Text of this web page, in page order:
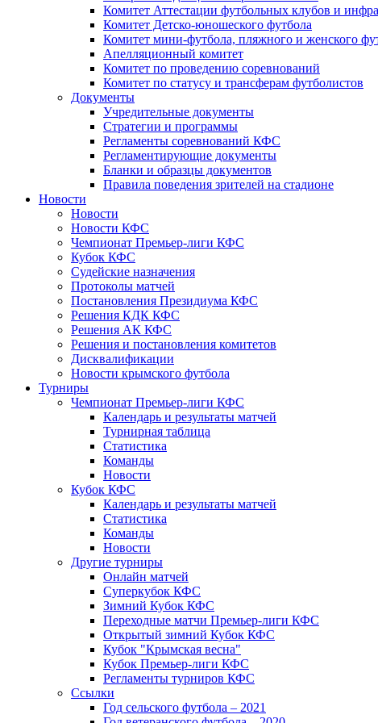
Комитет Аттестации футбольных клубов и
Комитет Детско-юношеского футбола
Комитет мини-футбола, пляжного и женского
Апелляционный комитет
Комитет по проведению соревнований
Комитет по статусу и трансферам футболистов
Документы
Учредительные документы
Стратегии и программы
Регламенты соревнований КФС
Регламентирующие документы
Бланки и образцы документов
Правила поведения зрителей на стадионе
Новости
Новости
Новости КФС
Чемпионат Премьер-лиги КФС
Кубок КФС
Судейские назначения
Протоколы матчей
Постановления Президиума КФС
Решения КДК КФС
Решения АК КФС
Решения и постановления комитетов
Дисквалификации
Новости крымского футбола
Турниры
Чемпионат Премьер-лиги КФС
Календарь и результаты матчей
Турнирная таблица
Статистика
Команды
Новости
Кубок КФС
Календарь и результаты матчей
Статистика
Команды
Новости
Другие турниры
Онлайн матчей
Суперкубок КФС
Зимний Кубок КФС
Переходные матчи Премьер-лиги КФС
Открытый зимний Кубок КФС
Кубок "Крымская весна"
Кубок Премьер-лиги КФС
Регламенты турниров КФС
Ссылки
Год сельского футбола – 2021